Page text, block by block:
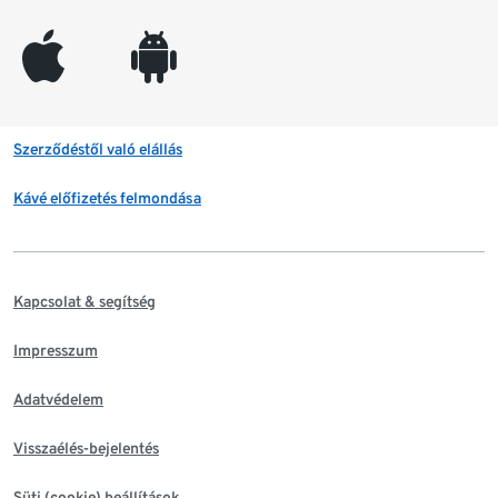
appleinc android
Szerződéstől való elállás
Kávé előfizetés felmondása
Kapcsolat & segítség
Impresszum
Adatvédelem
Visszaélés-bejelentés